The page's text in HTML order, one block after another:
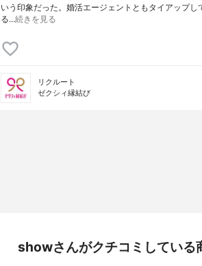
いう印象だった。婚活エージェントともタイアップし
る…続きを見る
リクルート
ゼクシィ縁結び
showさんがクチコミしている